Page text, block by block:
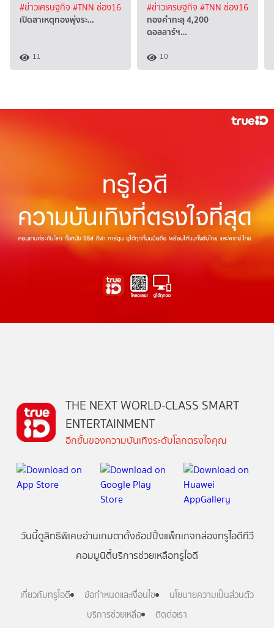
#ข่าวเศรษฐกิจ #TNN ช่อง16
เปิดสาเหตุทองพุ่งระ…
11
#ข่าวเศรษฐกิจ #TNN ช่อง16
ทองคำทะลุ 4,200
ดอลลาร์ฯ…
10
THE NEXT WORLD-CLASS SMART
ENTERTAINMENT
อีกขั้นของความบันเทิงระดับโลกตรงใจคุณ
วันนี้ดูสิทธิพิเศษอ่านเกมตาตั้งช้อปปิ้งแพ็กเกจกล่องทรูไอดีทีวี
คอมมูนิตี้บริการช่วยเหลือทรูไอดี
เกี่ยวกับทรูไอดี ข้อกำหนดและเงื่อนไข
นโยบายความเป็นส่วนตัว
บริการช่วยเหลือ
ติดต่อเรา